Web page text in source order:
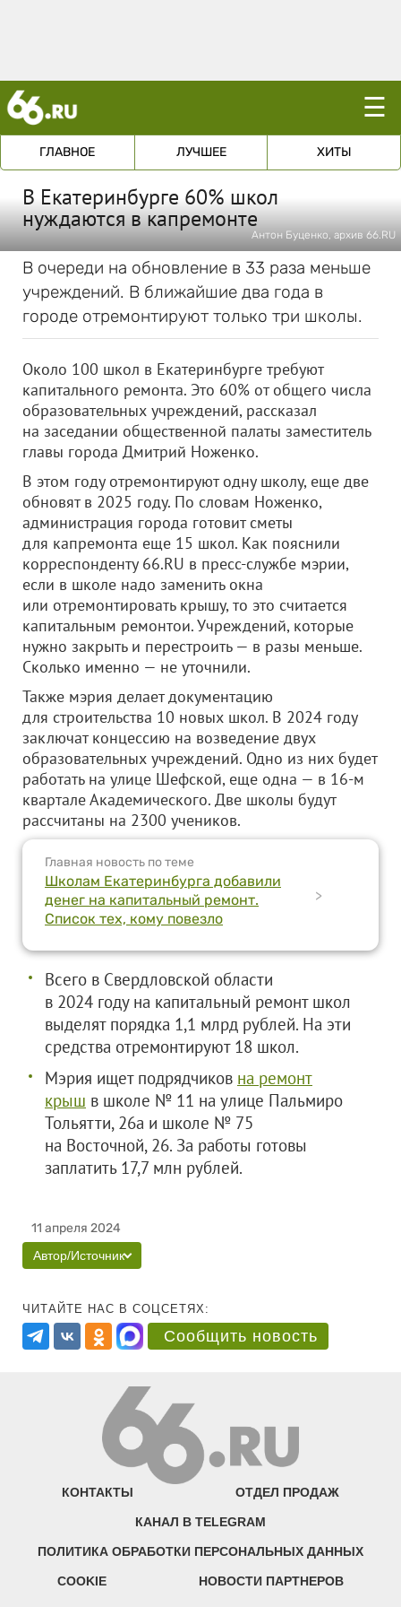
☰
ГЛАВНОЕ ЛУЧШЕЕ ХИТЫ
В Екатеринбурге 60% школ
нуждаются в капремонте
Антон Буценко, архив 66.RU
В очереди на обновление в 33 раза меньше
учреждений. В ближайшие два года в
городе отремонтируют только три школы.
Около 100 школ в Екатеринбурге требуют
капитального ремонта. Это 60% от общего числа
образовательных учреждений, рассказал
на заседании общественной палаты заместитель
главы города Дмитрий Ноженко.
В этом году отремонтируют одну школу, еще две
обновят в 2025 году. По словам Ноженко,
администрация города готовит сметы
для капремонта еще 15 школ. Как пояснили
корреспонденту 66.RU в пресс-службе мэрии,
если в школе надо заменить окна
или отремонтировать крышу, то это считается
капитальным ремонтои. Учреждений, которые
нужно закрыть и перестроить — в разы меньше.
Сколько именно — не уточнили.
Также мэрия делает документацию
для строительства 10 новых школ. В 2024 году
заключат концессию на возведение двух
образовательных учреждений. Одно из них будет
работать на улице Шефской, еще одна — в 16-м
квартале Академического. Две школы будут
рассчитаны на 2300 учеников.
Главная новость по теме
Школам Екатеринбурга добавили
денег на капитальный ремонт.
Список тех, кому повезло
>
Всего в Свердловской области
в 2024 году на капитальный ремонт школ
выделят порядка 1,1 млрд рублей. На эти
средства отремонтируют 18 школ.
Мэрия ищет подрядчиков на ремонт
крыш в школе № 11 на улице Пальмиро
Тольятти, 26а и школе № 75
на Восточной, 26. За работы готовы
заплатить 17,7 млн рублей.
11 апреля 2024
Автор/Источник
ЧИТАЙТЕ НАС В СОЦСЕТЯХ:
Сообщить новость
КОНТАКТЫ ОТДЕЛ ПРОДАЖ
КАНАЛ В TELEGRAM
ПОЛИТИКА ОБРАБОТКИ ПЕРСОНАЛЬНЫХ ДАННЫХ
COOKIE НОВОСТИ ПАРТНЕРОВ